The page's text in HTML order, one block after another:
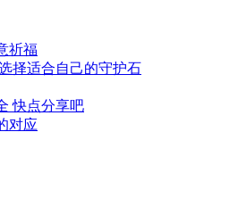
祈福
择适合自己的守护石
快点分享吧
对应